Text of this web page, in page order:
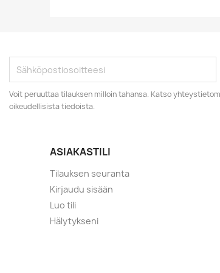
Voit peruuttaa tilauksen milloin tahansa. Katso
oikeudellisista tiedoista.
ASIAKASTILI
Tilauksen seuranta
Kirjaudu sisään
Luo tili
Hälytykseni